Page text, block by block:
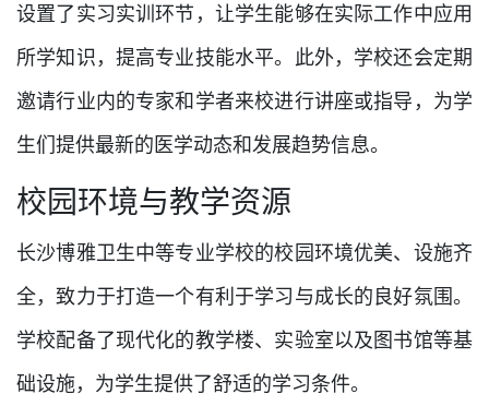
设置了实习实训环节，让学生能够在实际工作中应用
所学知识，提高专业技能水平。此外，学校还会定期
邀请行业内的专家和学者来校进行讲座或指导，为学
生们提供最新的医学动态和发展趋势信息。
校园环境与教学资源
长沙博雅卫生中等专业学校的校园环境优美、设施齐
全，致力于打造一个有利于学习与成长的良好氛围。
学校配备了现代化的教学楼、实验室以及图书馆等基
础设施，为学生提供了舒适的学习条件。